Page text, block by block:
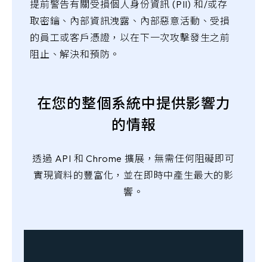
提前警告有關受損個人身份資訊 (PII) 和/或存
取密鑰、內部資訊洩露、內部惡意活動、受損
的員工或客戶憑證，以在下一次攻擊發生之前
阻止、解決和預防。
在您的整個系統中提供影響力
的情報
透過 API 和 Chrome 擴展，無需任何阻礙即可
實現資料的豐富化，並在即時中產生最大的影
響。